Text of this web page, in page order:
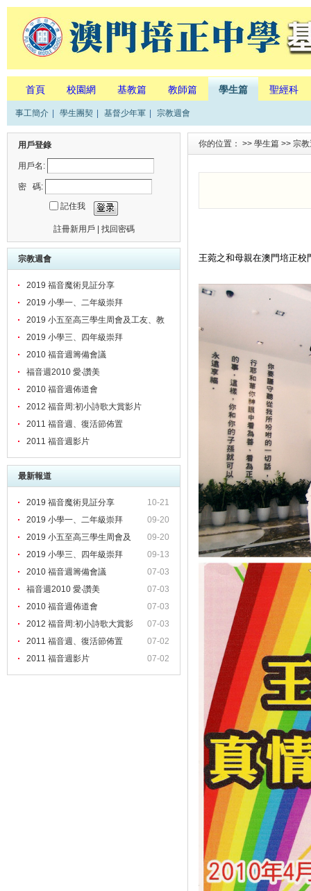
首頁 校園網 基教篇 教師篇 學生篇 聖經科
事工簡介 學生團契 基督少年軍 宗教週會
用戶登錄
用戶名:
密 碼:
記住我
註冊新用戶 找回密碼
宗教週會
2019 福音魔術見証分享
2019 小學一、二年級崇拜
2019 小五至高三學生周會及工友、教
職員靈修會
2019 小學三、四年級崇拜
2010 福音週籌備會議
福音週2010 愛‧讚美
2010 福音週佈道會
2012 福音周:初小詩歌大賞影片
2011 福音週、復活節佈置
2011 福音週影片
最新報道
10-21
2019 福音魔術見証分享
09-20
2019 小學一、二年級崇拜
09-20
2019 小五至高三學生周會及
09-13
2019 小學三、四年級崇拜
07-03
2010 福音週籌備會議
07-03
福音週2010 愛‧讚美
07-03
2010 福音週佈道會
07-03
2012 福音周:初小詩歌大賞影
07-02
2011 福音週、復活節佈置
07-02
2011 福音週影片
你的位置： >> 學生篇 >> 宗
王菀之和母親在澳門培正校